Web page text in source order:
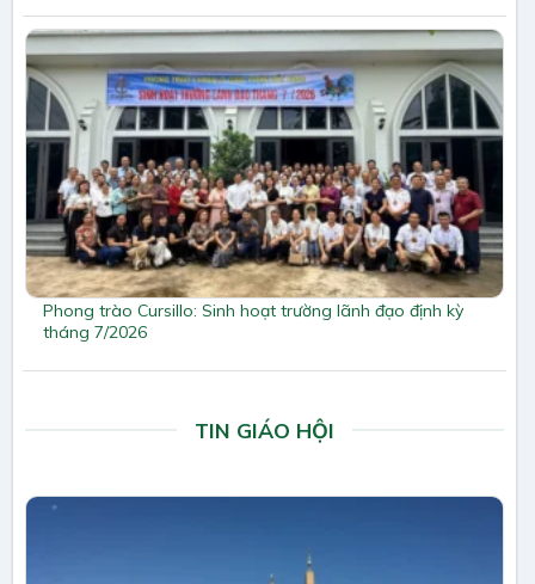
Phong trào Cursillo: Sinh hoạt trường lãnh đạo định kỳ
tháng 7/2026
TIN GIÁO HỘI